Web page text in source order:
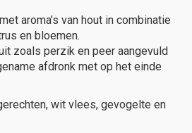
aroma’s van hout in combinatie
en bloemen.
zoals perzik en peer aangevuld
afdronk met op het einde
wit vlees, gevogelte en